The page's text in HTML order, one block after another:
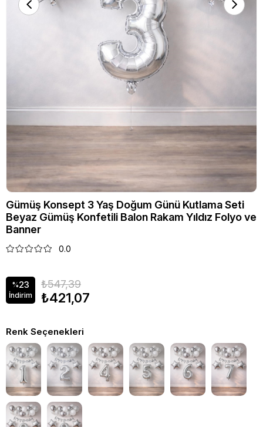
Gümüş Konsept 3 Yaş Doğum Günü Kutlama Seti
Beyaz Gümüş Konfetili Balon Rakam Yıldız Folyo ve
Banner
0.0
%23
İndirim
₺547,39
₺421,07
Renk Seçenekleri